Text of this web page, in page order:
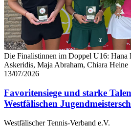
Die Finalistinnen im Doppel U16: Hana
Askeridis, Maja Abraham, Chiara Heine
13/07/2026
Favoritensiege und starke
Westfälischen
Westfälischer Tennis-Verband e.V.